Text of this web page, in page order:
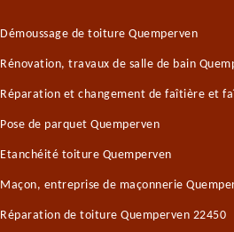
Démoussage de toiture Quemperven
Rénovation, travaux de salle de bain
Réparation et changement de faîtière et
Pose de parquet Quemperven
Etanchéité toiture Quemperven
Maçon, entreprise de maçonnerie
Réparation de toiture Quemperven 22450